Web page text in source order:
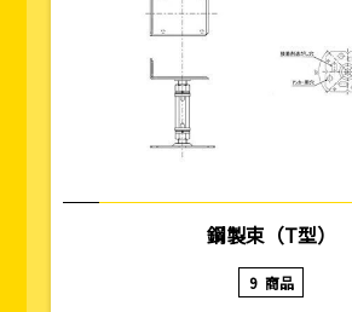
鋼製束（T型）
9 商品